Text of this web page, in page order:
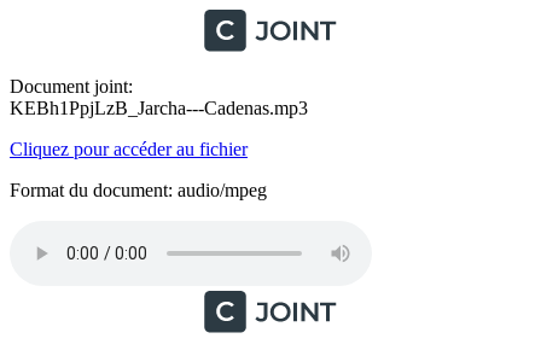
Document joint:
KEBh1PpjLzB_Jarcha---Cadenas.mp3
Cliquez pour accéder au fichier
Format du document: audio/mpeg